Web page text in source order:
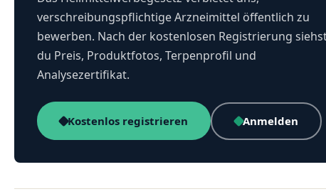
verschreibungspflichtige Arzneimittel öffentlich zu
bewerben. Nach der kostenlosen Registrierung
du Preis, Produktfotos, Terpenprofil und
Analysezertifikat.
Kostenlos registrieren Anmelden